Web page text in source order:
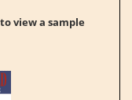
view a sample